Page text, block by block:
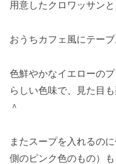
用意したクロワッサンと
おうちカフェ風にテー
色鮮やかなイエローの
らしい色味で、見た目
＾
またスープを入れるの
側のピンク色のもの）